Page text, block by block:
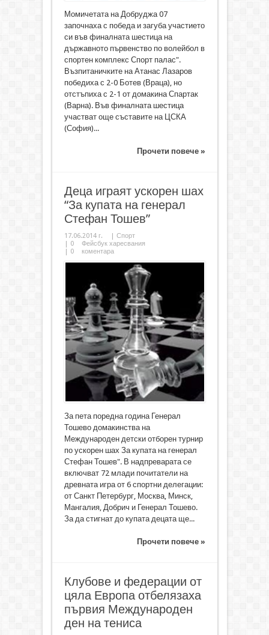
Момичетата на Добруджа 07
започнаха с победа и загуба участието
си във финалната шестица на
държавното първенство по волейбол в
спортен комплекс Спорт палас".
Възпитаничките на Атанас Лазаров
победиха с 2-0 Ботев (Враца), но
отстъпиха с 2-1 от домакина Спартак
(Варна). Във финалната шестица
участват още съставите на ЦСКА
(София)...
Прочети повече »
Деца играят ускорен шах
“За купата на генерал
Стефан Тошев”
17.06.2014 г. | Спорт
| 0
Фейсбук харесвания
| 0 коментара
За пета поредна година Генерал
Тошево домакинства на
Международен детски отборен турнир
по ускорен шах За купата на генерал
Стефан Тошев". В надпреварата се
включват 72 млади почитатели на
древната игра от 6 спортни делегации:
от Санкт Петербург, Москва, Минск,
Мангалия, Добрич и Генерал Тошево.
За да стигнат до купата децата ще...
Прочети повече »
Клубове и федерации от
цяла Европа отбелязаха
първия Международен
ден на тениса